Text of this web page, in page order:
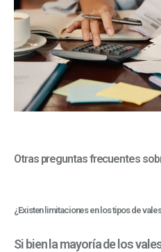
Otras preguntas frecuentes
¿Existen limitaciones en los tipos de
Si bien la mayoría de los